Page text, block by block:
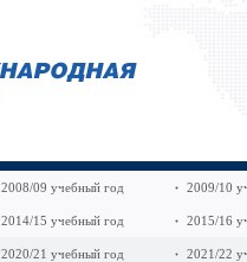
2008/09 учебный год 2009/10
2014/15 учебный год 2015/16
2020/21 учебный год 2021/22